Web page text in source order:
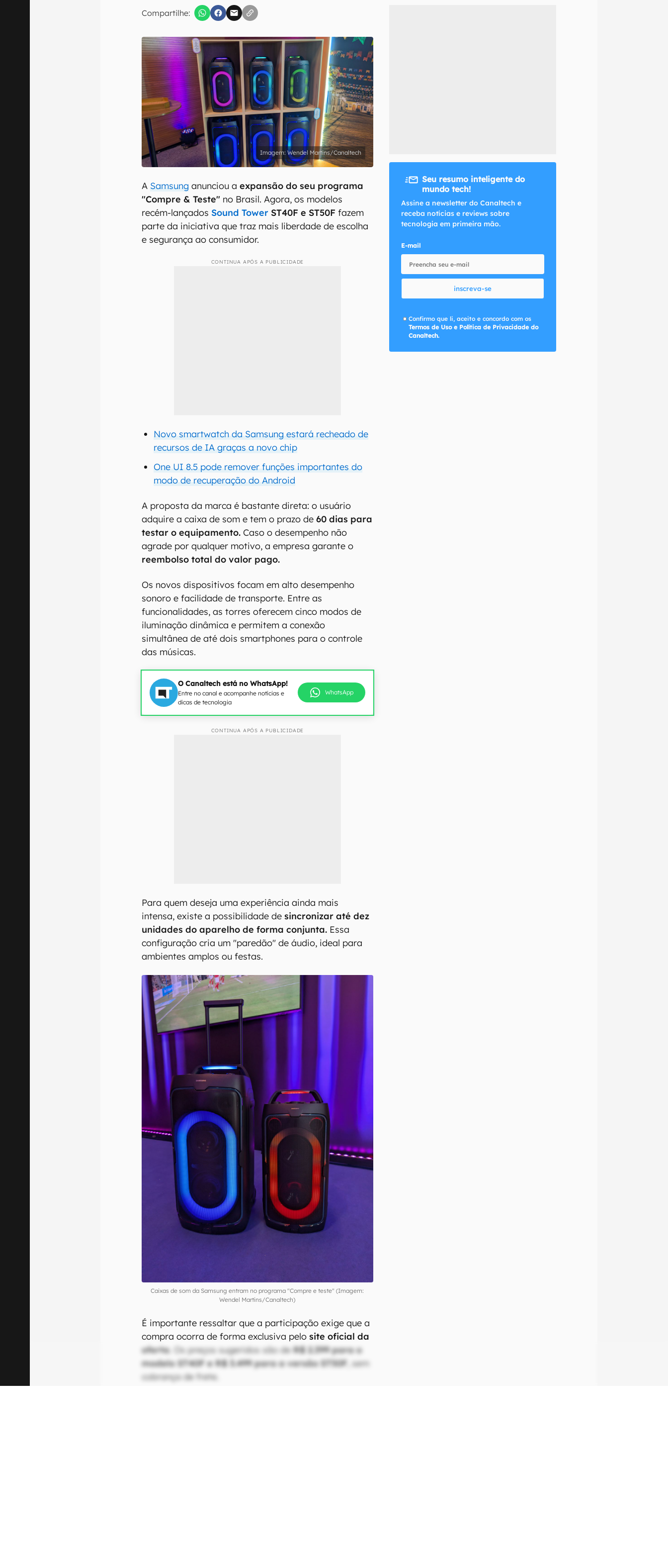
Compartilhe:
Confirmo que li, aceito e concordo com os Termos de Uso e Política de Privacidade do Canaltech.
Wendel Martins/Canaltech
A Samsung anunciou a expansão do seu programa
"Compre & Teste" no Brasil. Agora, os modelos
recém-lançadosSound Tower ST40F e ST50F fazem
parte da iniciativa que traz mais liberdade de escolha
e segurança ao consumidor.
CONTINUA APÓS A PUBLICIDADE
Novo smartwatch da Samsung estará recheado de
recursos de IA graças a novo chip
One UI 8.5 pode remover funções importantes do
modo de recuperação do Android
A proposta da marca é bastante direta: o usuário
adquire a caixa de som e tem o prazo de 60 dias para
testar o equipamento. Caso o desempenho não
agrade por qualquer motivo, a empresa garante o
reembolso total do valor pago.
Os novos dispositivos focam em alto desempenho
sonoro e facilidade de transporte. Entre as
funcionalidades, as torres oferecem cinco modos de
iluminação dinâmica e permitem a conexão
simultânea de até dois smartphones para o controle
das músicas.
O Canaltech está no WhatsApp!
Entre no canal e acompanhe notícias e
dicas de tecnologia
WhatsApp
CONTINUA APÓS A PUBLICIDADE
Para quem deseja uma experiência ainda mais
intensa, existe a possibilidade desincronizar até dez
unidades do aparelho de forma conjunta. Essa
configuração cria um "paredão" de áudio, ideal para
ambientes amplos ou festas.
Caixas de som da Samsung entram no programa "Compre e teste" (Imagem:
Wendel Martins/Canaltech)
É importante ressaltar que a participação exige que a
compra ocorra de forma exclusiva pelo site oficial da
oferta. Os preços sugeridos são deR$ 2.399 para o
modelo ST40F e R$ 3.499 para a versão ST50F , sem
cobrança de frete.
Seu resumo inteligente do
mundo tech!
Assine a newsletter do Canaltech e
receba notícias e reviews sobre
tecnologia em primeira mão.
E-mail
inscreva-se
Confirmo que li, aceito e concordo com os
Termos de Uso e Política de Privacidade do
Canaltech.